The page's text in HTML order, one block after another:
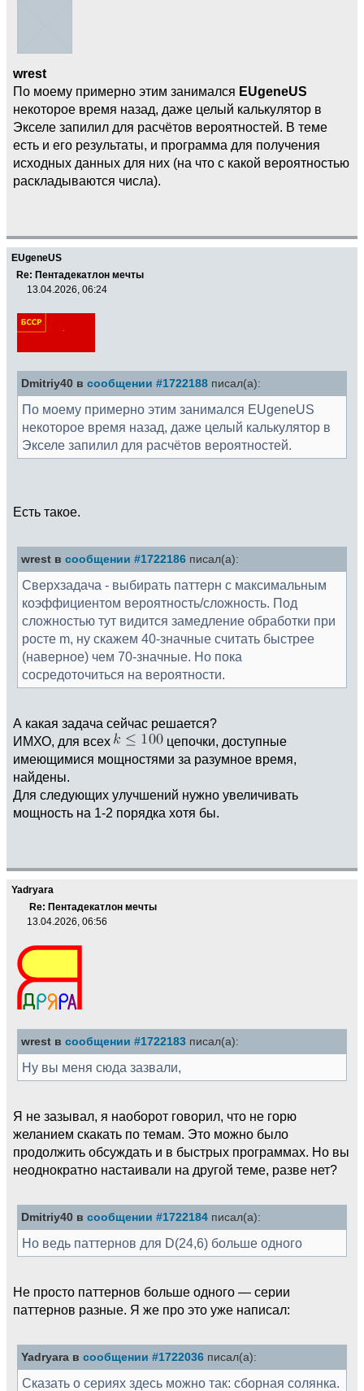
wrest
По моему примерно этим занимался EUgeneUS
некоторое время назад, даже целый калькулятор в
Экселе запилил для расчётов вероятностей. В теме
есть и его результаты, и программа для получения
исходных данных для них (на что с какой вероятностью
раскладываются числа).
EUgeneUS
Re: Пентадекатлон мечты
13.04.2026, 06:24
Dmitriy40 в сообщении #1722188 писал(а):
По моему примерно этим занимался EUgeneUS
некоторое время назад, даже целый калькулятор в
Экселе запилил для расчётов вероятностей.
Есть такое.
wrest в сообщении #1722186 писал(а):
Сверхзадача - выбирать паттерн с максимальным
коэффициентом вероятность/сложность. Под
сложностью тут видится замедление обработки при
росте m, ну скажем 40-значные считать быстрее
(наверное) чем 70-значные. Но пока
сосредоточиться на вероятности.
А какая задача сейчас решается?
ИМХО, для всех
цепочки, доступные
имеющимися мощностями за разумное время,
найдены.
Для следующих улучшений нужно увеличивать
мощность на 1-2 порядка хотя бы.
Yadryara
Re: Пентадекатлон мечты
13.04.2026, 06:56
wrest в сообщении #1722183 писал(а):
Ну вы меня сюда зазвали,
Я не зазывал, я наоборот говорил, что не горю
желанием скакать по темам. Это можно было
продолжить обсуждать и в быстрых программах. Но вы
неоднократно настаивали на другой теме, разве нет?
Dmitriy40 в сообщении #1722184 писал(а):
Но ведь паттернов для D(24,6) больше одного
Не просто паттернов больше одного — серии
паттернов разные. Я же про это уже написал:
Yadryara в сообщении #1722036 писал(а):
Сказать о сериях здесь можно так: сборная солянка.